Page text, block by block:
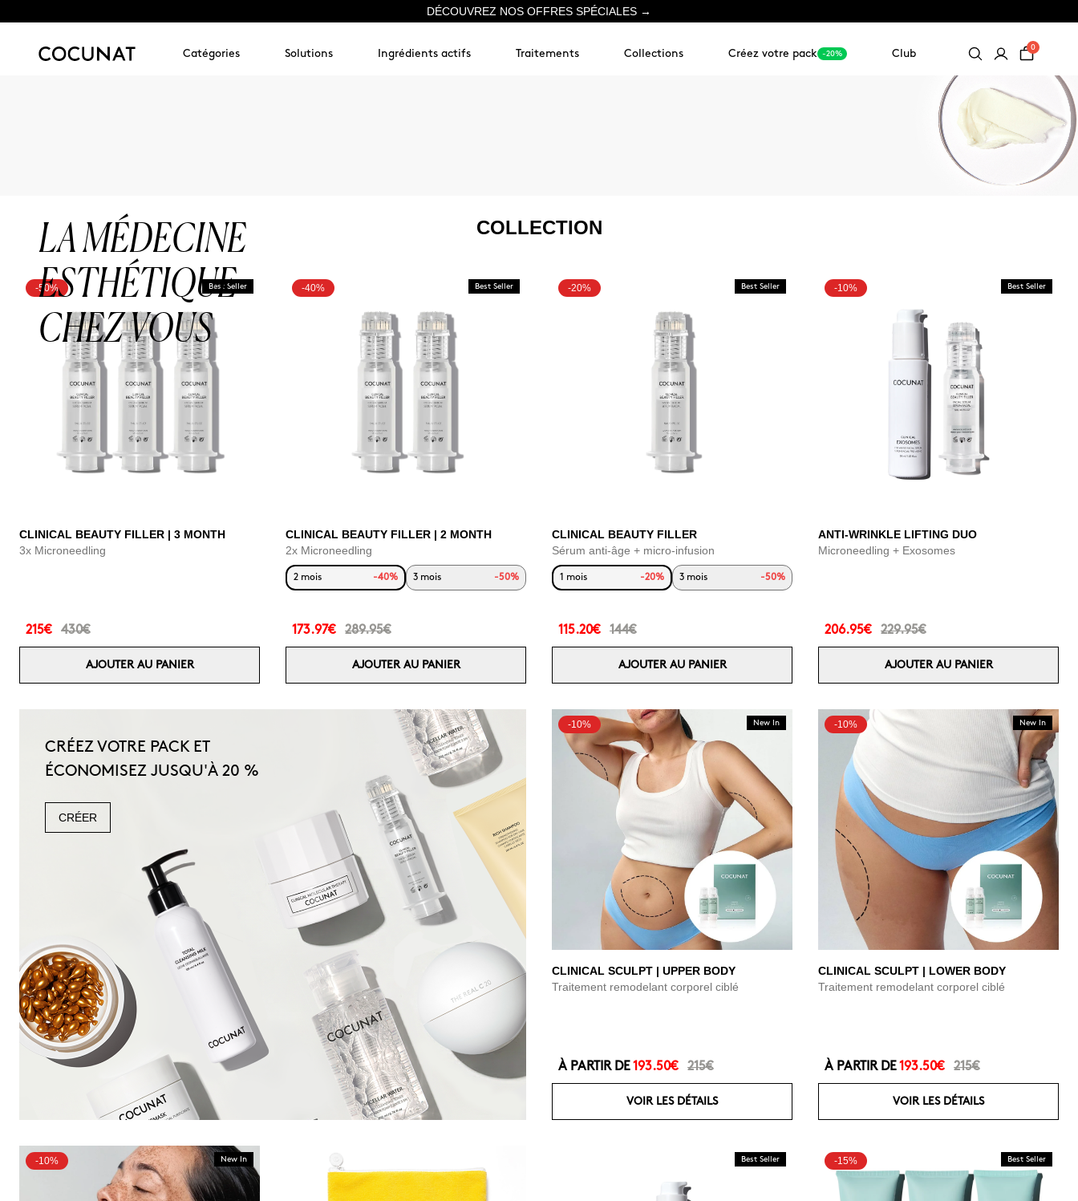
DÉCOUVREZ NOS OFFRES SPÉCIALES →
Catégories Solutions Ingrédients actifs Traitements Collections Créez votre pack -20% Club
0
LA MÉDECINE
ESTHÉTIQUE
CHEZ VOUS
COLLECTION
-50% Best Seller
CLINICAL BEAUTY FILLER | 3 MONTH
3x Microneedling
215€ 430€
AJOUTER AU PANIER
-40% Best Seller
CLINICAL BEAUTY FILLER | 2 MONTH
2x Microneedling
2 mois -40% 3 mois -50%
173.97€ 289.95€
AJOUTER AU PANIER
-20% Best Seller
CLINICAL BEAUTY FILLER
Sérum anti-âge + micro-infusion
1 mois -20% 3 mois -50%
115.20€ 144€
AJOUTER AU PANIER
-10% Best Seller
ANTI-WRINKLE LIFTING DUO
Microneedling + Exosomes
206.95€ 229.95€
AJOUTER AU PANIER
CRÉEZ VOTRE PACK ET
ÉCONOMISEZ JUSQU'À 20 %
CRÉER
-10% New In
CLINICAL SCULPT | UPPER BODY
Traitement remodelant corporel ciblé
À PARTIR DE 193.50€ 215€
VOIR LES DÉTAILS
-10% New In
CLINICAL SCULPT | LOWER BODY
Traitement remodelant corporel ciblé
À PARTIR DE 193.50€ 215€
VOIR LES DÉTAILS
-10% New In Best Seller -15% Best Seller